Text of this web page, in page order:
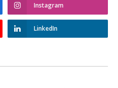
Instagram
LinkedIn